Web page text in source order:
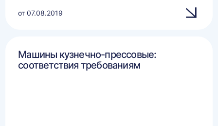
от 07.08.2019
Машины кузнечно-прессовые:
соответствия требованиям